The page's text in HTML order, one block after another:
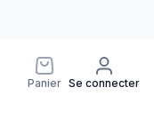
Panier Se connecter